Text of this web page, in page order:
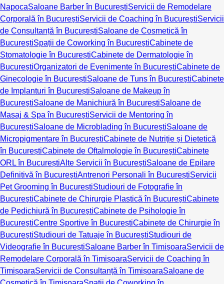
NapocaSaloane Barber în BucureștiServicii de Remodelare
Corporală în BucureștiServicii de Coaching în BucureștiServicii
de Consultanță în BucureștiSaloane de Cosmetică în
BucureștiSpații de Coworking în BucureștiCabinete de
Stomatologie în BucureștiCabinete de Dermatologie în
BucureștiOrganizatori de Evenimente în BucureștiCabinete de
Ginecologie în BucureștiSaloane de Tuns în BucureștiCabinete
de Implanturi în BucureștiSaloane de Makeup în
BucureștiSaloane de Manichiură în BucureștiSaloane de
Masaj & Spa în BucureștiServicii de Mentoring în
BucureștiSaloane de Microblading în BucureștiSaloane de
Micropigmentare în BucureștiCabinete de Nutriție și Dietetică
în BucureștiCabinete de Oftalmologie în BucureștiCabinete
ORL în BucureștiAlte Servicii în BucureștiSaloane de Epilare
Definitivă în BucureștiAntrenori Personali în BucureștiServicii
Pet Grooming în BucureștiStudiouri de Fotografie în
BucureștiCabinete de Chirurgie Plastică în BucureștiCabinete
de Pedichiură în BucureștiCabinete de Psihologie în
BucureștiCentre Sportive în BucureștiCabinete de Chirurgie în
BucureștiStudiouri de Tatuaje în BucureștiStudiouri de
Videografie în BucureștiSaloane Barber în TimișoaraServicii de
Remodelare Corporală în TimișoaraServicii de Coaching în
TimișoaraServicii de Consultanță în TimișoaraSaloane de